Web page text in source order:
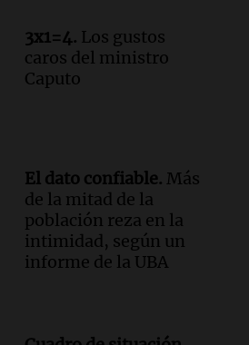
vial en Salta: una mujer
el control de su
hasta 700.000 pesos en
desde el
3x1=4. Los gustos
caros del ministro
Caputo
El dato confiable. Más
de la mitad de la
población reza en la
intimidad, según un
informe de la UBA